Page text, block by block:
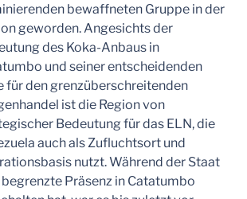
bewaffneten Gruppe in der
geworden. Angesichts der
des Koka-Anbaus in
und seiner entscheidenden
für den grenzüberschreitenden
ist die Region von
Bedeutung für das ELN, die
auch als Zufluchtsort und
nutzt. Während der Staat
Präsenz in Catatumbo